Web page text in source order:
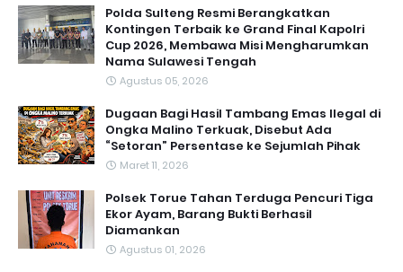
Polda Sulteng Resmi Berangkatkan
Kontingen Terbaik ke Grand Final Kapolri
Cup 2026, Membawa Misi Mengharumkan
Nama Sulawesi Tengah
Agustus 05, 2026
Dugaan Bagi Hasil Tambang Emas Ilegal di
Ongka Malino Terkuak, Disebut Ada
“Setoran” Persentase ke Sejumlah Pihak
Maret 11, 2026
Polsek Torue Tahan Terduga Pencuri Tiga
Ekor Ayam, Barang Bukti Berhasil
Diamankan
Agustus 01, 2026